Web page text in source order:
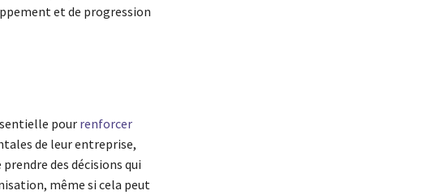
et de progression
pour renforcer
de leur entreprise,
des décisions qui
même si cela peut